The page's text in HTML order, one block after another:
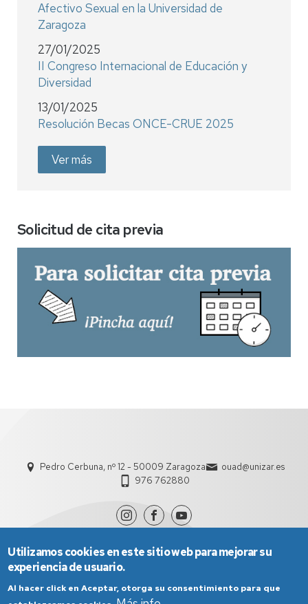
Afectivo Sexual en la Universidad de
Zaragoza
27/01/2025
II Congreso Internacional de Educación y
Diversidad
13/01/2025
Resolución Becas ONCE-CRUE 2025
Ver más
Solicitud de cita previa
Pedro Cerbuna, nº 12 - 50009 Zaragoza
ouad@unizar.es
976 762880
Utilizamos cookies en este sitio web para mejorar su
experiencia de usuario.
Al hacer click en Aceptar, otorga su consentimiento para que